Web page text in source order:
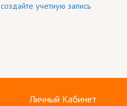
создайте учетную запись
Личный Кабинет